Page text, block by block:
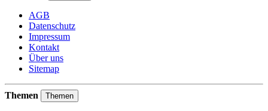
AGB
Datenschutz
Impressum
Kontakt
Über uns
Sitemap
Themen Themen